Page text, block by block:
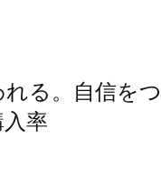
る。自信を
率